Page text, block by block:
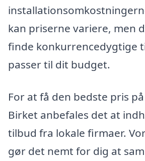
kan priserne variere, men
finde konkurrencedygtige
passer til dit budget.
For at få den bedste pris
Birket anbefales det at
tilbud fra lokale firmaer.
gør det nemt for dig at